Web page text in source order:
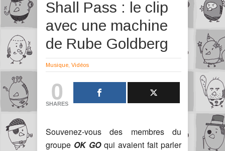
Shall Pass : le clip
avec une machine
de Rube Goldberg
Musique Vidéos
0
SHARES
Souvenez-vous des membres du
groupe OK GOqui avaient fait parler